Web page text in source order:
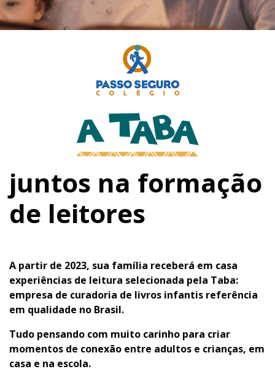
juntos na formação
de leitores
A partir de 2023, sua família receberá em casa
experiências de leitura selecionada pela Taba:
empresa de curadoria de livros infantis referência
em qualidade no Brasil.
Tudo pensando com muito carinho para criar
momentos de conexão entre adultos e crianças, em
casa e na escola.